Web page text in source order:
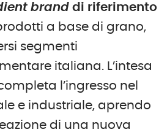
brand di riferimento
a base di grano,
segmenti
italiana. L’intesa
l’ingresso nel
e industriale, aprendo
di una nuova